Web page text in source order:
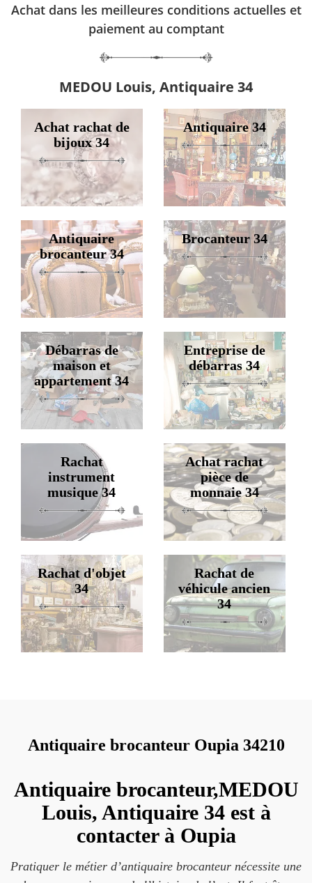
Achat dans les meilleures conditions actuelles et
paiement au comptant
MEDOU Louis, Antiquaire 34
Achat rachat de
bijoux 34
Antiquaire 34
Antiquaire
brocanteur 34
Brocanteur 34
Débarras de
maison et
appartement 34
Entreprise de
débarras 34
Rachat
instrument
musique 34
Achat rachat
pièce de
monnaie 34
Rachat d'objet
34
Rachat de
véhicule ancien
34
Antiquaire brocanteur Oupia 34210
Antiquaire brocanteur,MEDOU
Louis, Antiquaire 34 est à
contacter à Oupia
Pratiquer le métier d’antiquaire brocanteur nécessite une